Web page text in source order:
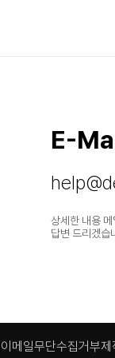
E-
상세한 내용
답변 드리겠습
이메일무단수집거부제